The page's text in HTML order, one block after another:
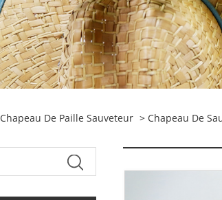
Chapeau De Paille Sauveteur > Chapeau De